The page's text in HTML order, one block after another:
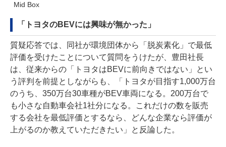
Mid Box
「トヨタのBEVには興味が無かった」
質疑応答では、同社が環境団体から「脱炭素化」で最低
評価を受けたことについて質問をうけたが、豊田社長
は、従来からの「トヨタはBEVに前向きではない」とい
う評判を前提としながらも、「トヨタが目指す1,000万台
のうち、350万台30車種がBEV車両になる。200万台で
も小さな自動車会社1社分になる。これだけの数を販売
する会社を最低評価とするなら、どんな企業なら評価が
上がるのか教えていただきたい」と反論した。